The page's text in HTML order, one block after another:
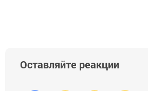
Оставляйте реакции